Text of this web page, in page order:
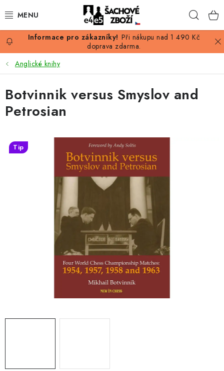
na
AKCE
ŠACHY
ŠACHOVÉ FIGURKY
ŠACHOVÉ HODINY
ŠACHOVÝ ANTIKVARIÁT
ONLINE ŠACHY
ŠACHOVÝ MERCH
Při nákupu nad 1 490 Kč
doprava zdarma.
Anglické knihy
Botvinnik versus Smyslov and
Petrosian
Tip